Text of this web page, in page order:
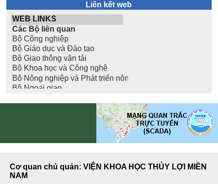
Liên kết web
Cơ quan chủ quản: VIỆN KHOA HỌC THỦY LỢI MIỀN
NAM